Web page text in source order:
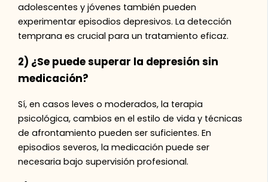
adolescentes y jóvenes también pueden
experimentar episodios depresivos. La detección
temprana es crucial para un tratamiento eficaz.
2) ¿Se puede superar la depresión sin
medicación?
Sí, en casos leves o moderados, la terapia
psicológica, cambios en el estilo de vida y técnicas
de afrontamiento pueden ser suficientes. En
episodios severos, la medicación puede ser
necesaria bajo supervisión profesional.